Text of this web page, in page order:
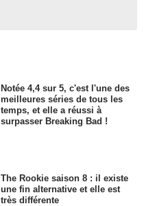
Notée 4,4 sur 5, c'est l'une des
meilleures séries de tous les
temps, et elle a réussi à
surpasser Breaking Bad !
The Rookie saison 8 : il existe
une fin alternative et elle est
très différente